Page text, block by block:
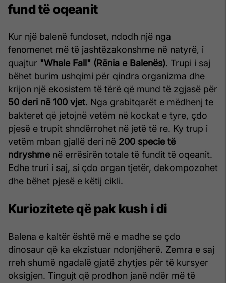
fund të oqeanit
Kur një balenë fundoset, ndodh një nga
fenomenet më të jashtëzakonshme në natyrë, i
quajtur "Whale Fall" (Rënia e Balenës). Trupi i saj
bëhet burim ushqimi për qindra organizma dhe
krijon një ekosistem të tërë që mund të zgjasë për
50 deri në 100 vjet. Nga grabitqarët e mëdhenj te
bakteret që jetojnë vetëm në kockat e tyre, çdo
pjesë e trupit shndërrohet në jetë të re. Ky trup i
vetëm mban gjallë deri në 200 specie të
ndryshme në errësirën totale të fundit të oqeanit.
Edhe truri i saj, si çdo organ tjetër, dekompozohet
dhe bëhet pjesë e këtij cikli.
Kuriozitete që pak kush i di
Balena e kaltër është më e madhe se çdo
dinosaur që ka ekzistuar ndonjëherë. Zemra e saj
rreh shumë ngadalë gjatë zhytjes për të kursyer
oksigjen. Tingujt që prodhon janë ndër më të